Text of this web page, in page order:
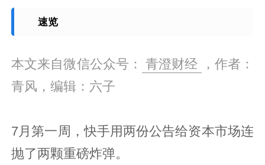
速览
本文来自微信公众号： 青澄财经
，作者：
青风，编辑：六子
7月第一周，快手用两份公告给资本市场连
抛了两颗重磅炸弹。